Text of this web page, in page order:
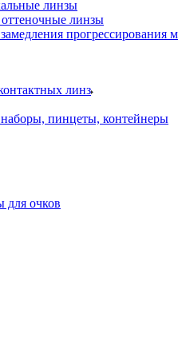
линзы
линзы
прогрессирования
линз
пинцеты, контейнеры
для очков